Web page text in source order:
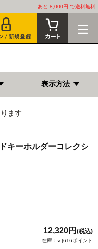
あと 8,000円 で送料無料
表示方法
ます
キーホルダーコレクシ
12,320円 (税込)
在庫：○ |616ポイント